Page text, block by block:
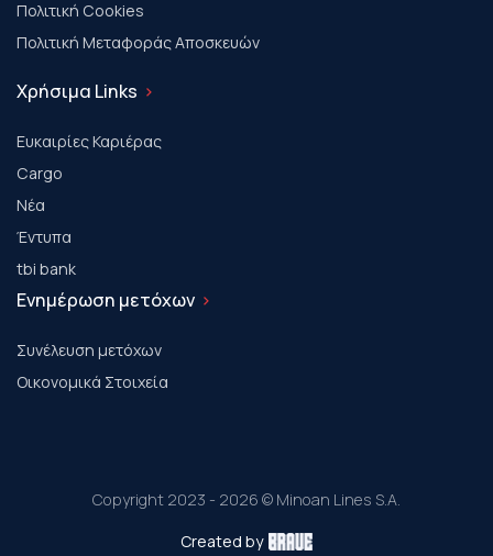
Πολιτική Cookies
Πολιτική Μεταφοράς Αποσκευών
Χρήσιμα Links
Ευκαιρίες Καριέρας
Cargo
Νέα
Έντυπα
tbi bank
Ενημέρωση μετόχων
Συνέλευση μετόχων
Οικονομικά Στοιχεία
Copyright 2023 - 2026 © Minoan Lines S.A.
Created by